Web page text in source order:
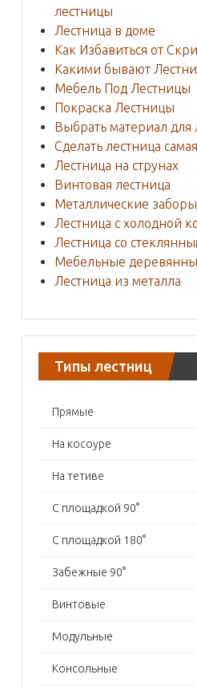
лестницы
Лестница в доме
Как Избавиться от
Какими бывают
Мебель Под Лестницы
Покраска Лестницы
Выбрать материал для
Сделать лестница самая
Лестница на струнах
Винтовая лестница
Металлические заборы
Лестница с холодной
Лестница со
Мебельные
Лестница из металла
Типы лестниц
Прямые
На косоуре
На тетиве
С площадкой 90°
С площадкой 180°
Забежные 90°
Винтовые
Модульные
Консольные